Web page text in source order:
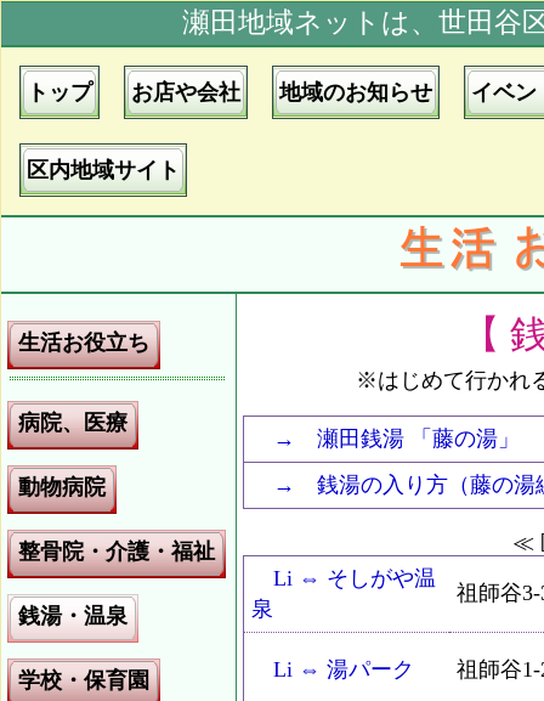
瀬田地域ネットは、世田谷
トップ お店や会社 地域のお知らせ イベン
区内地域サイト
生活お役立ち
病院、医療
動物病院
整骨院・介護・福祉
銭湯・温泉
学校・保育園
【
※はじめて行かれ
→ 瀬田銭湯 「藤の湯」
→ 銭湯の入り方（藤の湯
≪
Li ⇔ そしがや温
泉
祖師谷3-
Li ⇔ 湯パーク 祖師谷1-